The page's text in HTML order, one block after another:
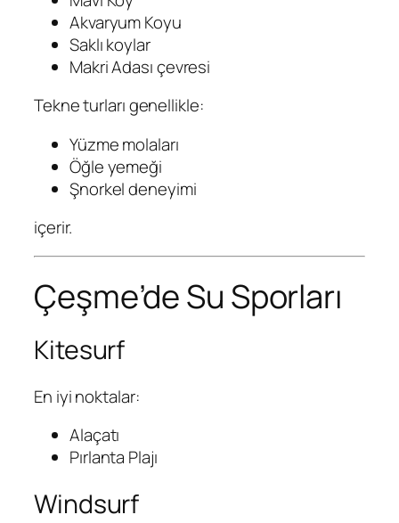
Akvaryum Koyu
Saklı koylar
Makri Adası çevresi
Tekne turları genellikle:
Yüzme molaları
Öğle yemeği
Şnorkel deneyimi
içerir.
Çeşme’de Su Sporları
Kitesurf
En iyi noktalar:
Alaçatı
Pırlanta Plajı
Windsurf